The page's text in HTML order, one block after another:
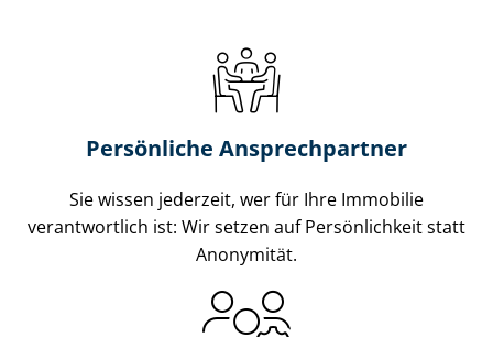
Persönliche Ansprechpartner
Sie wissen jederzeit, wer für Ihre Immobilie
verantwortlich ist: Wir setzen auf Persönlichkeit statt
Anonymität.